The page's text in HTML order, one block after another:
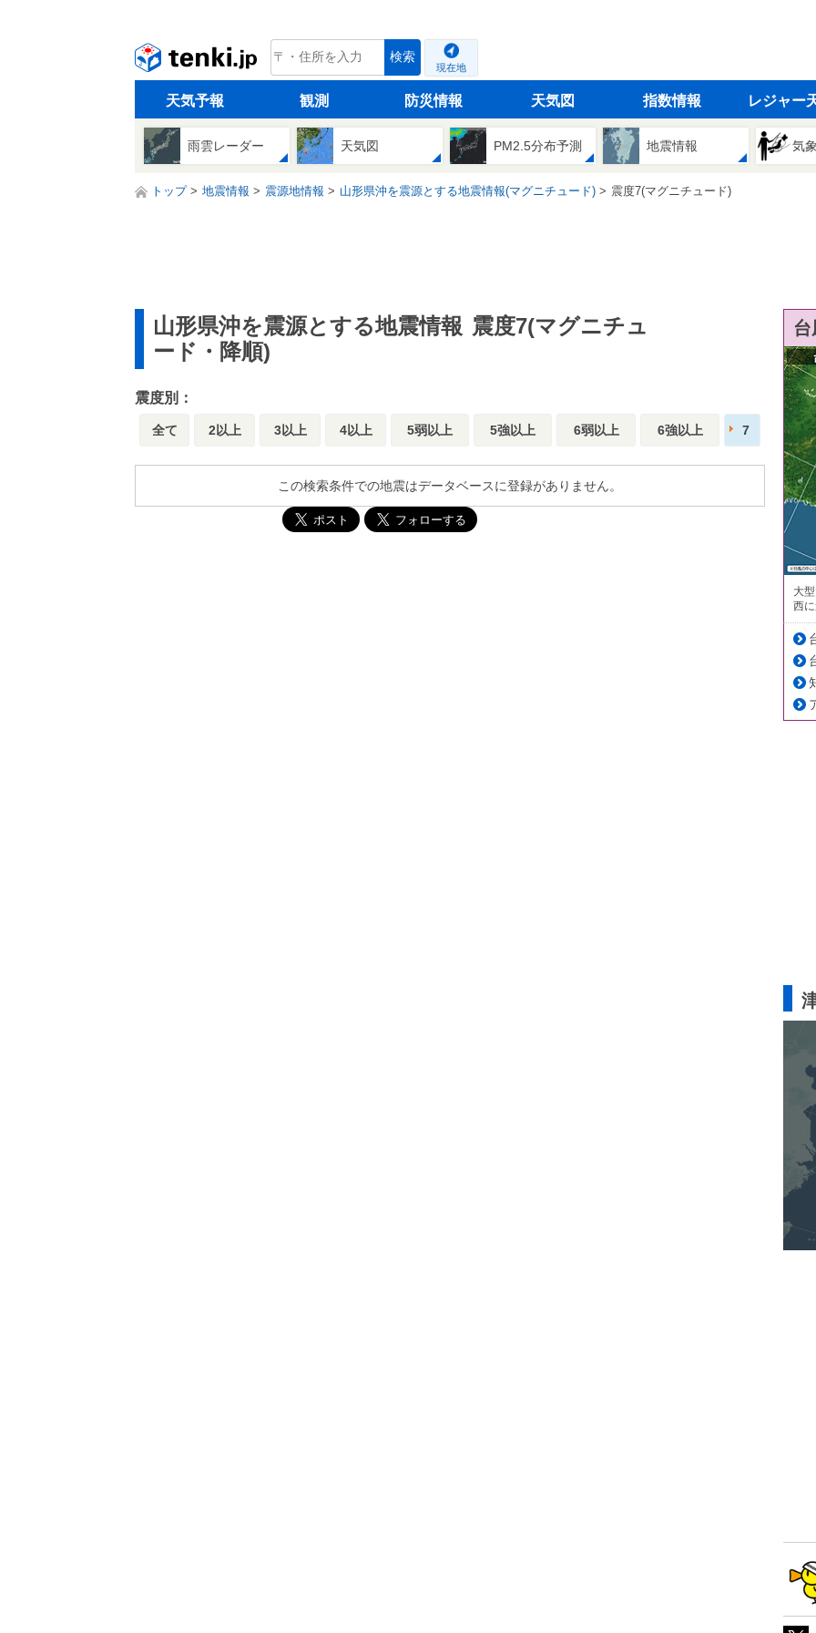
tenki.jp 検索
現在地
天気予報 観測 防災情報 天気図 指数情報 レジャー
雨雲レーダー 天気図 PM2.5分布予測 地震情報 気
トップ 地震情報 震源地情報 山形県沖を震源とする地震情報(マグニチュード) 震度7(マグニチュード)
山形県沖を震源とする地震情報 震度7(マグニチュ
ード・降順)
震度別：
全て 2以上 3以上 4以上 5弱以上 5強以上 6弱以上 6強以上 7
この検索条件での地震はデータベースに登録がありません。
大
西